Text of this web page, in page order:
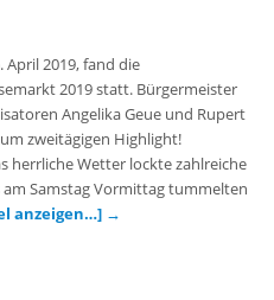
April 2019, fand die
2019 statt. Bürgermeister
Angelika Geue und Rupert
zweitägigen Highlight!
herrliche Wetter lockte zahlreiche
Samstag Vormittag tummelten
anzeigen…] →